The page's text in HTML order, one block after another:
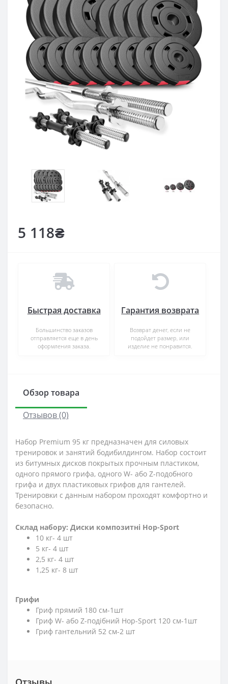
5 118₴
Быстрая доставка
Большинство заказов
отправляется еще в день
оформления заказа.
Гарантия возврата
Возврат денег, если не
подойдет размер, или
изделие не понравится.
Обзор товара
Отзывов (0)
Набор Premium 95 кг предназначен для силовых
тренировок и занятий бодибилдингом. Набор состоит
из битумных дисков покрытых прочным пластиком,
одного прямого грифа, одного W- або Z-подобного
грифа и двух пластиковых грифов для гантелей.
Тренировки с данным набором проходят комфортно и
безопасно.
Склад набору: Диски композитні Hop-Sport
10 кг- 4 шт
5 кг- 4 шт
2,5 кг- 4 шт
1,25 кг- 8 шт
Грифи
Гриф прямий 180 см-1шт
Гриф W- або Z-подібний Hop-Sport 120 см-1шт
Гриф гантельний 52 см-2 шт